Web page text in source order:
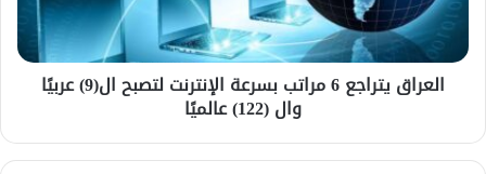
العراق يتراجع 6 مراتب بسرعة الإنترنت لتصبح ال(9) عربيًا
وال (122) عالميًا